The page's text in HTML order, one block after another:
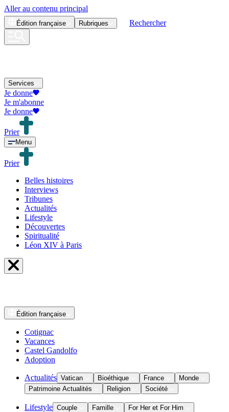
Aller au contenu principal
Édition française Rubriques Rechercher
Services
Je donne
Je m'abonne
Je donne
Prier
Menu
Prier
Belles histoires
Interviews
Tribunes
Actualités
Lifestyle
Découvertes
Spiritualité
Léon XIV à Paris
Édition française
Cotignac
Vacances
Castel Gandolfo
Adoption
Actualités Vatican Bioéthique France
Monde
Patrimoine Actualités
Religion Société
Lifestyle Couple Famille
For Her et For Him